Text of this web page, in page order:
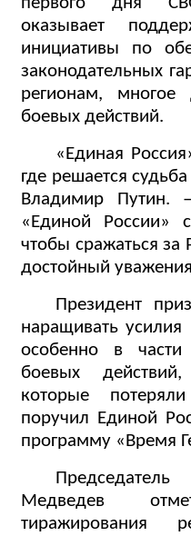
оказывает
инициативы по
законодательных
регионам, многое
боевых действий.
«Единая
где решается
Владимир Путин.
«Единой России»
чтобы сражаться
достойный
Президент
наращивать
особенно в части
боевых
которые
поручил Единой
программу «Время
Медведев
тиражирования